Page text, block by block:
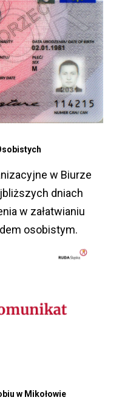
w Biurze
dniach
w załatwianiu
osobistym.
w Mikołowie